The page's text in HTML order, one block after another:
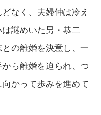
なく、夫婦仲は冷え
謎めいた男・恭二
との離婚を決意し、一
ら離婚を迫られ、つ
かって歩みを進めて